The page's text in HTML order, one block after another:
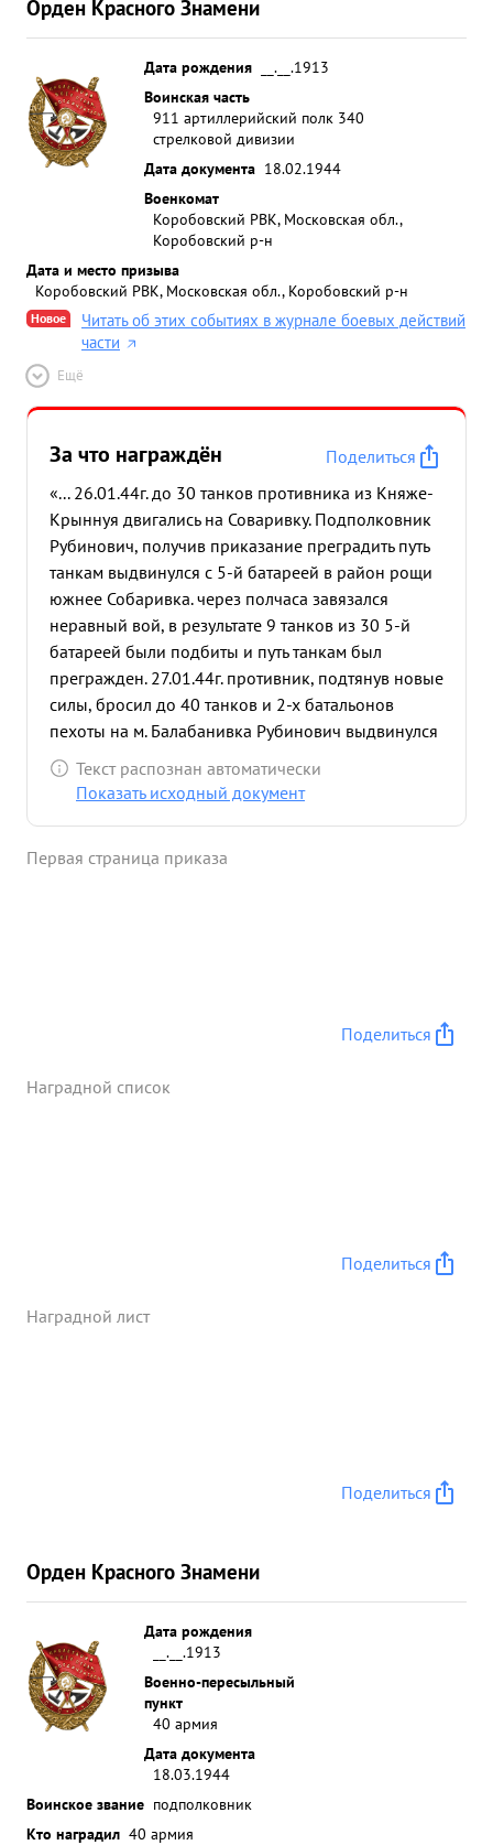
патрулировавших катеров Прямым попаданием
был потоп лен катер с командой. Под покровом
ночи полк на своих средствах
переправкприступил 3.10.43г. к форсированию
р.Днепр. Полк первым и полностью форсировал
водный рубеж Днепр и приступил расширению и
закреплению плацдарма за Днепр. в период
форсирования с 5 по 9-10 43г. огнем полка
уничтожено: арт. батарей отдельных орудий-1 ,
огневых точек подавлено: арт. батарей-3 мин,
батарей-2 станковых пулеметов-6 рассеяно и
частью уничтожено до 3-х рот солдат и офицеров
противника. ...»
Орден Красного Знамени
Дата рождения
__.__.1913
Воинская часть
911 артиллерийский полк 340
стрелковой дивизии
Дата документа 18.02.1944
Военкомат
Коробовский РВК, Московская обл.,
Коробовский р-н
Дата и место призыва
Коробовский РВК, Московская обл., Коробовский р-н
Новое
Читать об этих событиях в журнале боевых действий
части
Ещё
За что награждён
Поделиться
«... 26.01.44г. до 30 танков противника из Княже-
Крыннуя двигались на Соваривку. Подполковник
Рубинович, получив приказание преградить путь
танкам выдвинулся с 5-й батареей в район рощи
южнее Собаривка. через полчаса завязался
неравный вой, в результате 9 танков из 30 5-й
батареей были подбиты и путь танкам был
прегражден. 27.01.44г. противник, подтянув новые
силы, бросил до 40 танков и 2-х батальонов
пехоты на м. Балабанивка Рубинович выдвинулся
с первым дивизионом шой встречу танкам, В
горячем неравном бою погибла 2-я батарея, но
13 средних танков, В дальнейших боях под
образцы мужества, отваги и воодушевляя
под огнем противника умело вывел полк из
Текст распознан автоматически
Показать исходный документ
Первая страница приказа
Поделиться
Наградной список
Поделиться
Наградной лист
Поделиться
Орден Красного Знамени
Дата рождения
__.__.1913
Военно-пересыльный
пункт
40 армия
Дата документа
18.03.1944
Воинское звание подполковник
Кто наградил 40 армия